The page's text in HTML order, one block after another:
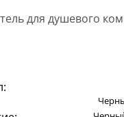
для душевого